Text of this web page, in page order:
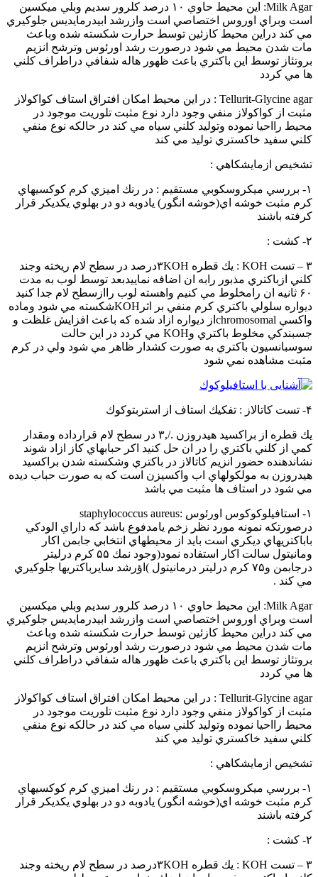
Milk Agar: اين محيط حاوي ۱۰ درصد كلرور سديم وبلي ميكسين
است وبراي اوروس اختصاصي است وازرشد ابيدرمايديس جلوكيري
مي كند دراين محيط كازئين توسط حرارت شكسته شده وباعث
مات شدن محيط مي شود درصورت رشد اورئوس وترشح انزيم
بروتئاز توسط اين باكتري باعث ظهور هاله شفافي دراطراف كلني
ها مي كردد
Tellurit-Glycine agar : در اين محيط امكان افتراق استاف كواكولاز
مثبت از كواكولاز منفي وجود دارد نوع مثبت تلوريت موجود در
محيط رااحيا نموده وتوليد كلني سياه مي كند در حالكه نوع منفي
كلني سفيد خاكستري توليد مي كند
تشخيص ازمايشكاهي :
۱- بررسي ميكروسكوبي مستقيم : در رنك اميزي كرم كوكسيهاي
كرم مثبت خوشه اي(خوشه انگور) يادوبه دو در بهلوي يكديكر قرار
كرفته باشند
۲- كشت :
۳ – تست KOH : يك قطره ۳KOHدرصد در سطح لام ريخته وجند
كلني ازباكتري مذبور رابه ان اضافه نماييدبعد توسط لوب به مدت
۶۰ ثانيه ان رامخلوط مي كنيم واهسته لوب راازسطح لام جدا كنيد
ديواره سلولي باكتري كرم منفي بر اثرKOHشكسته مي شود وماده
واكسي chromosomalاز ديواره ازاد شده كه باعث افزايش غلظت و
جسبندكي مخلوط باكتري وKOH مي كردد در اين حالت
سوسبانسيون باكتري به صورت كشدار ظاهر مي شود ولي در كرم
مثبت مشاهده نمي شود
۴- تست كاتالاز : تفكيك استاف از استربتوكوك
يك قطره از براكسيد هيدروزن ./,۳ در سطح لام قرارداده ومقدار
كمي از كلني باكتري را در ان حل كنيد اكر حبابهاي كاز ازاد شوند
نشاندهنده حضور انزيم كاتالاز در باكتري وشكسته شدن براكسيد
هيدروزن به مولكولهاي اب واكسيزن است كه به صورت حباب ديده
مي شود در استاف ها مثبت مي باشد
۱- استافيلوكوكوس اورئوس :staphylococcus aureus
درصورتكه نمونه مورد نظر زخم يامدفوع باشد كه داراي الودكي
باباكتريهاي ديكري است بايد از محيطهاي انتخابي جابمن اكار
ومانيتول سالت اكار استفاده نمود(وجود نمك ۵۵ كرم درليتر
درجابمن و۷۵ كرم درليتر درمانيتول )اؤرشد سايرباكتريها جلوكيري
مي كند .
Milk Agar: اين محيط حاوي ۱۰ درصد كلرور سديم وبلي ميكسين
است وبراي اوروس اختصاصي است وازرشد ابيدرمايديس جلوكيري
مي كند دراين محيط كازئين توسط حرارت شكسته شده وباعث
مات شدن محيط مي شود درصورت رشد اورئوس وترشح انزيم
بروتئاز توسط اين باكتري باعث ظهور هاله شفافي دراطراف كلني
ها مي كردد
Tellurit-Glycine agar : در اين محيط امكان افتراق استاف كواكولاز
مثبت از كواكولاز منفي وجود دارد نوع مثبت تلوريت موجود در
محيط رااحيا نموده وتوليد كلني سياه مي كند در حالكه نوع منفي
كلني سفيد خاكستري توليد مي كند
تشخيص ازمايشكاهي :
۱- بررسي ميكروسكوبي مستقيم : در رنك اميزي كرم كوكسيهاي
كرم مثبت خوشه اي(خوشه انگور) يادوبه دو در بهلوي يكديكر قرار
كرفته باشند
۲- كشت :
۳ – تست KOH : يك قطره ۳KOHدرصد در سطح لام ريخته وجند